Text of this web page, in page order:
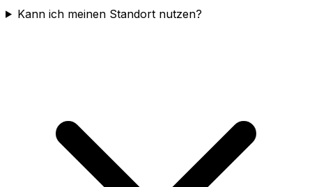
Kann ich meinen Standort nutzen?